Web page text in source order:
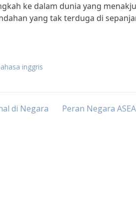
ke dalam dunia yang
yang tak terduga di
inggris
di Negara
Peran Negara